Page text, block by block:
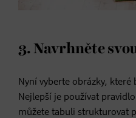
3. Navrhněte
Nyní vyberte obrázky, které
Nejlepší je používat
můžete tabuli strukturovat